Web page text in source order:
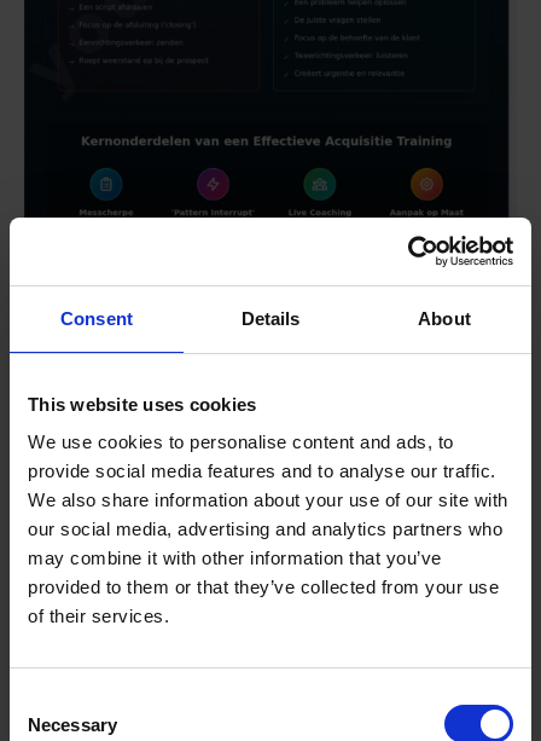
Consent Details About
This website uses cookies
We use cookies to personalise content and ads, to
provide social media features and to analyse our traffic.
We also share information about your use of our site with
our social media, advertising and analytics partners who
may combine it with other information that you’ve
provided to them or that they’ve collected from your use
of their services.
Selection
Necessary
Het frame voor resultaat:
Structuur van een effectief
acquisitiegesprek
Succes aan de telefoon is geen toevalstreffer; het
is het resultaat van een ijzersterke voorbereiding
en een scherpe executie. Tijdens eenkoude
acquisitie trainingleer je dat een gesprek valt of
überhaupt het nummer draait. In deze ‘5 minuten
check’ analyseer je de LinkedIn-activiteit van je
prospect en zoek je naar een specifiek haakje,